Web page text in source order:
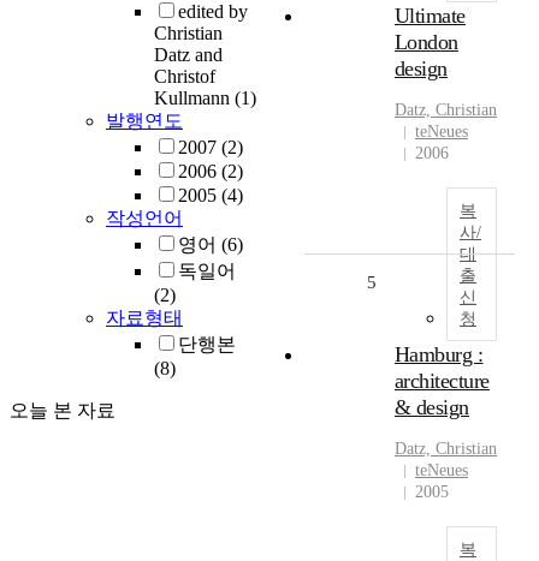
edited by
Christian
Datz and
Christof
Kullmann (1)
발행연도
2007 (2)
2006 (2)
2005 (4)
작성언어
영어 (6)
독일어
(2)
자료형태
단행본
(8)
오늘 본 자료
Ultimate
London
design
Datz, Christian
teNeues
2006
복
사/
대
출
신
청
5
Hamburg :
architecture
& design
Datz, Christian
teNeues
2005
복